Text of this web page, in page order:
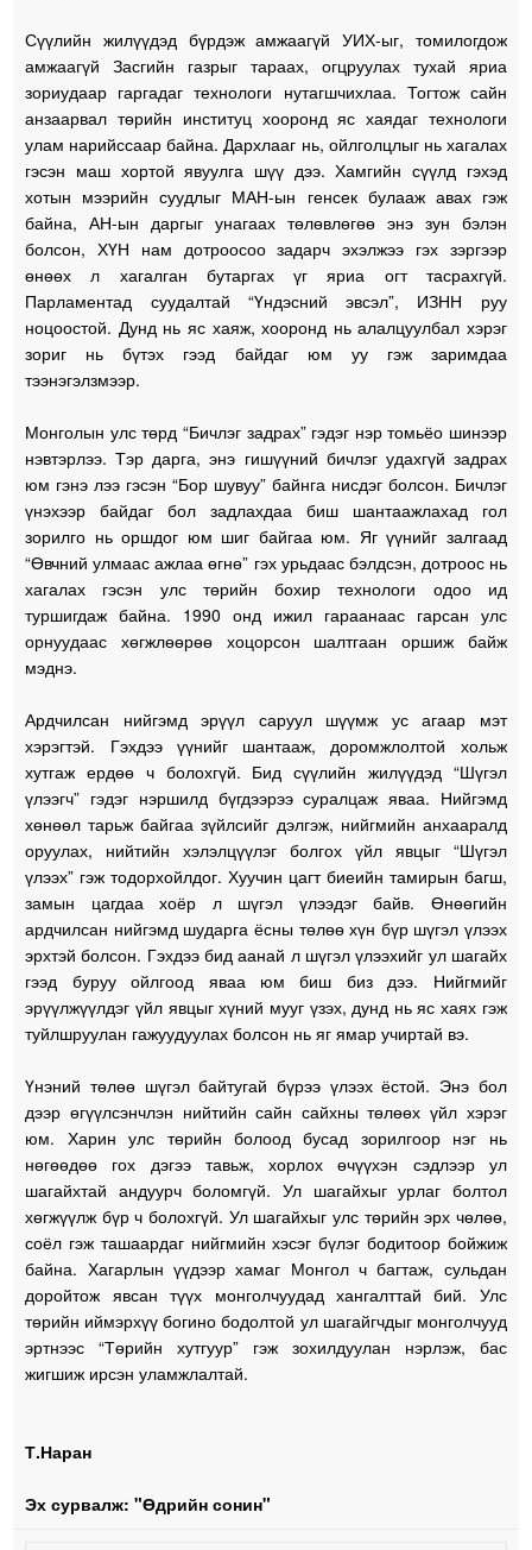
Сүүлийн жилүүдэд бүрдэж амжаагүй УИХ-ыг, томилогдож
амжаагүй Засгийн газрыг тараах, огцруулах тухай яриа
зориудаар гаргадаг технологи нутагшчихлаа. Тогтож сайн
анзаарвал төрийн институц хооронд яс хаядаг технологи
улам нарийссаар байна. Дархлааг нь, ойлголцлыг нь хагалах
гэсэн маш хортой явуулга шүү дээ. Хамгийн сүүлд гэхэд
хотын мээрийн суудлыг МАН-ын генсек булааж авах гэж
байна, АН-ын даргыг унагаах төлөвлөгөө энэ зун бэлэн
болсон, ХҮН нам дотроосоо задарч эхэлжээ гэх зэргээр
өнөөх л хагалган бутаргах үг яриа огт тасрахгүй.
Парламентад суудалтай “Үндэсний эвсэл”, ИЗНН руу
ноцоостой. Дунд нь яс хаяж, хооронд нь алалцуулбал хэрэг
зориг нь бүтэх гээд байдаг юм уу гэж заримдаа
тээнэгэлзмээр.
Монголын улс төрд “Бичлэг задрах” гэдэг нэр томьёо шинээр
нэвтэрлээ. Тэр дарга, энэ гишүүний бичлэг удахгүй задрах
юм гэнэ лээ гэсэн “Бор шувуу” байнга нисдэг болсон. Бичлэг
үнэхээр байдаг бол задлахдаа биш шантаажлахад гол
зорилго нь оршдог юм шиг байгаа юм. Яг үүнийг залгаад
“Өвчний улмаас ажлаа өгнө” гэх урьдаас бэлдсэн, дотроос нь
хагалах гэсэн улс төрийн бохир технологи одоо ид
туршигдаж байна. 1990 онд ижил гараанаас гарсан улс
орнуудаас хөгжлөөрөө хоцорсон шалтгаан оршиж байж
мэднэ.
Ардчилсан нийгэмд эрүүл саруул шүүмж ус агаар мэт
хэрэгтэй. Гэхдээ үүнийг шантааж, доромжлолтой хольж
хутгаж ердөө ч болохгүй. Бид сүүлийн жилүүдэд “Шүгэл
үлээгч” гэдэг нэршилд бүгдээрээ суралцаж яваа. Нийгэмд
хөнөөл тарьж байгаа зүйлсийг дэлгэж, нийгмийн анхааралд
оруулах, нийтийн хэлэлцүүлэг болгох үйл явцыг “Шүгэл
үлээх” гэж тодорхойлдог. Хуучин цагт биеийн тамирын багш,
замын цагдаа хоёр л шүгэл үлээдэг байв. Өнөөгийн
ардчилсан нийгэмд шударга ёсны төлөө хүн бүр шүгэл үлээх
эрхтэй болсон. Гэхдээ бид аанай л шүгэл үлээхийг ул шагайх
гээд буруу ойлгоод яваа юм биш биз дээ. Нийгмийг
эрүүлжүүлдэг үйл явцыг хүний мууг үзэх, дунд нь яс хаях гэж
туйлшруулан гажуудуулах болсон нь яг ямар учиртай вэ.
Үнэний төлөө шүгэл байтугай бүрээ үлээх ёстой. Энэ бол
дээр өгүүлсэнчлэн нийтийн сайн сайхны төлөөх үйл хэрэг
юм. Харин улс төрийн болоод бусад зорилгоор нэг нь
нөгөөдөө гох дэгээ тавьж, хорлох өчүүхэн сэдлээр ул
шагайхтай андуурч боломгүй. Ул шагайхыг урлаг болтол
хөгжүүлж бүр ч болохгүй. Ул шагайхыг улс төрийн эрх чөлөө,
соёл гэж ташаардаг нийгмийн хэсэг бүлэг бодитоор бойжиж
байна. Хагарлын үүдээр хамаг Монгол ч багтаж, сульдан
доройтож явсан түүх монголчуудад хангалттай бий. Улс
төрийн иймэрхүү богино бодолтой ул шагайгчдыг монголчууд
эртнээс “Төрийн хутгуур” гэж зохилдуулан нэрлэж, бас
жигшиж ирсэн уламжлалтай.
Т.Наран
Эх сурвалж: "Өдрийн сонин"